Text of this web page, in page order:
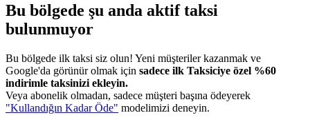
Bu bölgede şu anda aktif taksi
bulunmuyor
Bu bölgede ilk taksi siz olun! Yeni müşteriler kazanmak ve
Google'da görünür olmak için sadece ilk Taksiciye özel %60
indirimle taksinizi ekleyin.
Veya abonelik olmadan, sadece müşteri başına ödeyerek
"Kullandığın Kadar Öde" modelimizi deneyin.